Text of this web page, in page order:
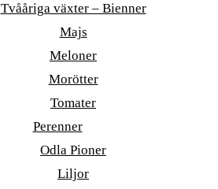
Tvååriga växter – Bienner
Majs
Meloner
Morötter
Tomater
Perenner
Odla Pioner
Liljor